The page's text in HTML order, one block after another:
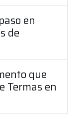
en
de
que
Termas en